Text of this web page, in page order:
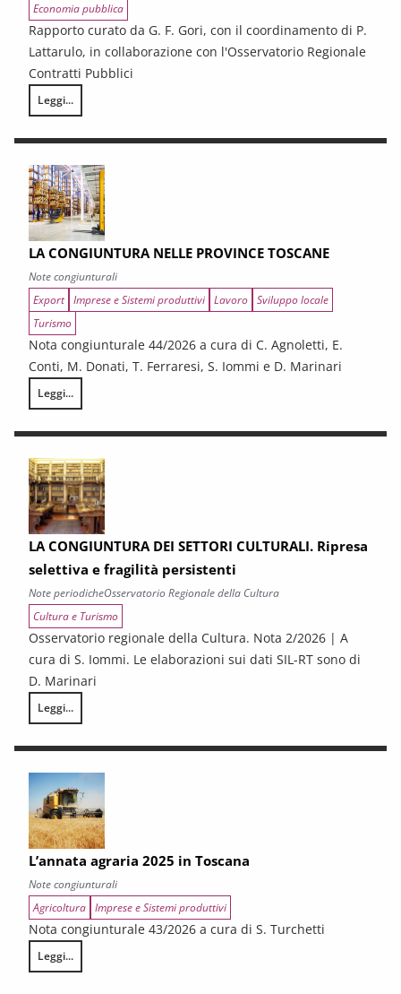
Economia pubblica
Rapporto curato da G. F. Gori, con il coordinamento di P.
Lattarulo, in collaborazione con l'Osservatorio Regionale
Contratti Pubblici
Leggi...
I CONTRATTI PUBBLICI AL TERMINE DEL PNRR – Andamento
LA CONGIUNTURA NELLE PROVINCE TOSCANE
Note congiunturali
Export Imprese e Sistemi produttivi Lavoro Sviluppo locale
Turismo
Nota congiunturale 44/2026 a cura di C. Agnoletti, E.
Conti, M. Donati, T. Ferraresi, S. Iommi e D. Marinari
Leggi...
LA CONGIUNTURA NELLE PROVINCE TOSCANE
LA CONGIUNTURA DEI SETTORI CULTURALI. Ripresa
selettiva e fragilità persistenti
Note periodicheOsservatorio Regionale della Cultura
Cultura e Turismo
Osservatorio regionale della Cultura. Nota 2/2026 | A
cura di S. Iommi. Le elaborazioni sui dati SIL-RT sono di
D. Marinari
Leggi...
LA CONGIUNTURA DEI SETTORI CULTURALI. Ripresa selettiva e
L’annata agraria 2025 in Toscana
Note congiunturali
Agricoltura Imprese e Sistemi produttivi
Nota congiunturale 43/2026 a cura di S. Turchetti
Leggi...
L’annata agraria 2025 in Toscana